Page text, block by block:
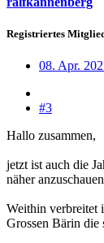
Registriertes
08. Apr.
#3
Hallo zusammen,
jetzt ist auch die
näher
Weithin verbreitet
Grossen Bärin die